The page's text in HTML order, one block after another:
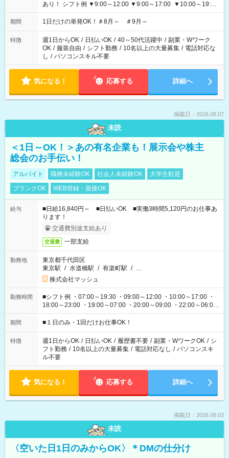
あり！ シフト例 ▼9:00～12:00 ▼9:00～17:00 ▼10:00～19:00
▼18:00～21:00
期間 1日だけの単発OK！＃8月～ ＃9月～
特徴 週1日からOK / 日払いOK / 40～50代活躍中 / 副業・Wワーク
OK / 服装自由 / シフト勤務 / 10名以上の大量募集 / 電話対応な
し / パソコンスキル不要
気になる！ 応募する 詳細へ
掲載日：2026.08.07
未読
＜1日～OK！＞あの有名企業も！展示会や株主
総会のお手伝い！
アルバイト 職種未経験OK 社会人未経験OK
大学生歓迎
ブランクOK
WEB登録・面接OK
給与
■日給16,840円～ ■日払いOK ■実働3時間5,120円のお仕事あ
ります！
交通費別途支給あり
交通費 一部支給
勤務地
東京都千代田区
東京駅 / 水道橋駅 / 有楽町駅 / …
株式会社マッシュ
勤務時間
■シフト例 ・07:00～19:30 ・09:00～12:00 ・10:00～17:00 ・
18:00～23:00 ・19:00～07:00 ・20:00～09:00 ・22:00～06:00
etc ★最短で3時間で5,120円のお仕事から 15時間で2万円近く稼
げるお仕事も！ ご希望のお時間に合わせてご紹介！ ※シフトは
ください！
期間 ■１日のみ・1回だけお仕事OK！
特徴 週1日からOK / 日払いOK / 履歴書不要 / 副業・WワークOK / シ
フト勤務 / 10名以上の大量募集 / 電話対応なし / パソコンスキ
ル不要
気になる！ 応募する 詳細へ
掲載日：2026.08.03
未読
〈空いた日1日のみからOK〉＊DMの仕分け